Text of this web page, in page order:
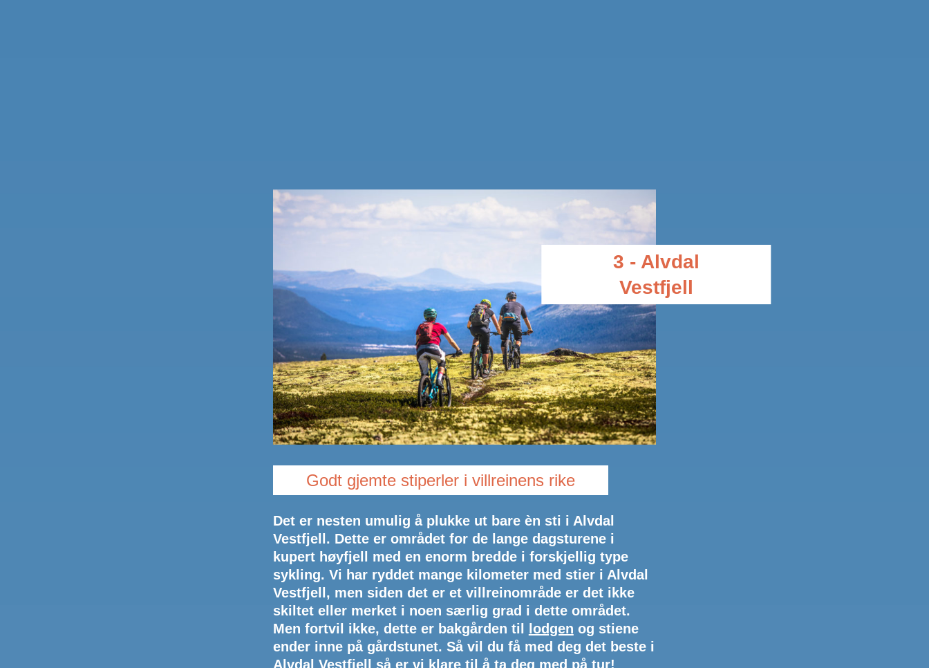
3 - Alvdal
Vestfjell
Godt gjemte stiperler i villreinens rike
Det er nesten umulig å plukke ut bare èn sti i Alvdal
Vestfjell. Dette er området for de lange dagsturene i
kupert høyfjell med en enorm bredde i forskjellig type
sykling. Vi har ryddet mange kilometer med stier i Alvdal
Vestfjell, men siden det er et villreinområde er det ikke
skiltet eller merket i noen særlig grad i dette området.
Men fortvil ikke, dette er bakgården til
lodgen og stiene
ender inne på gårdstunet. Så vil du få med deg det beste i
Alvdal Vestfjell så er vi klare til å ta deg med på tur!